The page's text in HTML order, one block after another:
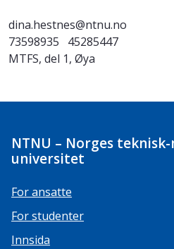
dina.hestnes@ntnu.no
73598935
45285447
MTFS, del 1, Øya
NTNU – Norges
universitet
For ansatte
For studenter
Innsida